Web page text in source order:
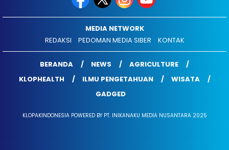
MEDIA NETWORK
REDAKSI
PEDOMAN MEDIA SIBER KONTAK
BERANDA NEWS
AGRICULTURE
KLOPHEALTH
ILMU PENGETAHUAN
WISATA
GADGED
KLOPAKINDONESIA POWERED BY PT. INIKANAKU MEDIA NUSANTARA 2025